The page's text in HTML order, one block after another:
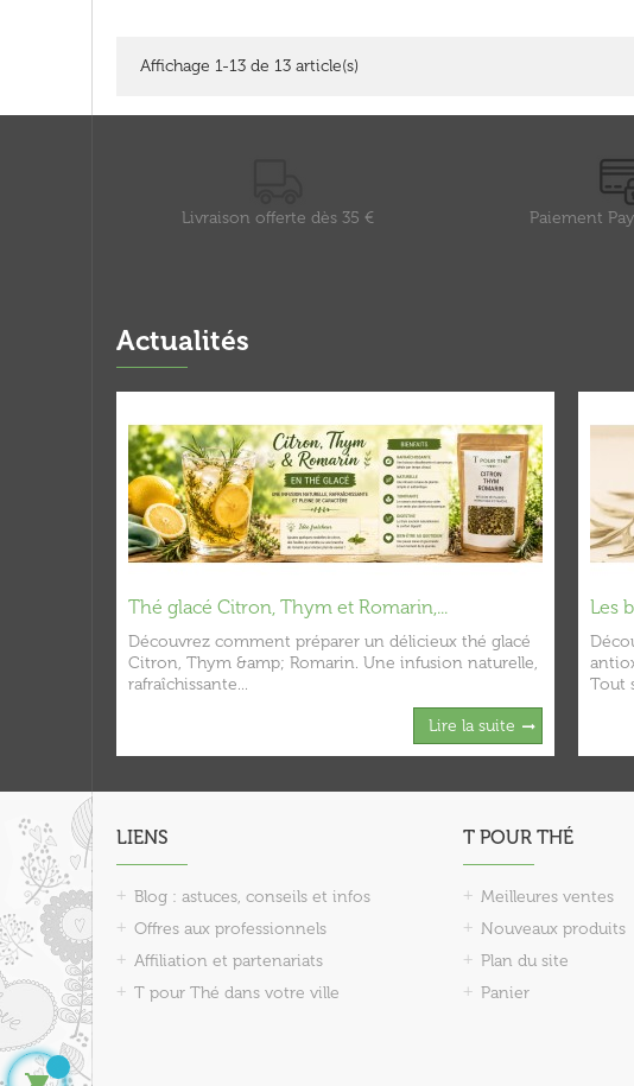
Affichage 1-13 de 13 article(s)
Livraison offerte dès 35 € Paiement
Actualités
Thé glacé Citron, Thym et Romarin,...
Découvrez comment préparer un délicieux thé glacé
Citron, Thym &amp; Romarin. Une infusion naturelle,
rafraîchissante...
Lire la suite
Les
Tout
LIENS
Blog : astuces, conseils et infos
Offres aux professionnels
Affiliation et partenariats
T pour Thé dans votre ville
T POUR THÉ
Meilleures ventes
Nouveaux produits
Plan du site
Panier